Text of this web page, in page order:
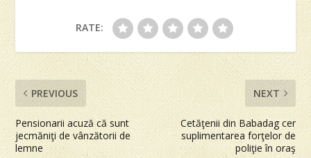
RATE:
PREVIOUS
Pensionarii acuză că sunt
jecmăniţi de vânzătorii de
lemne
NEXT
Cetăţenii din Babadag cer
suplimentarea forţelor de
poliţie în oraş